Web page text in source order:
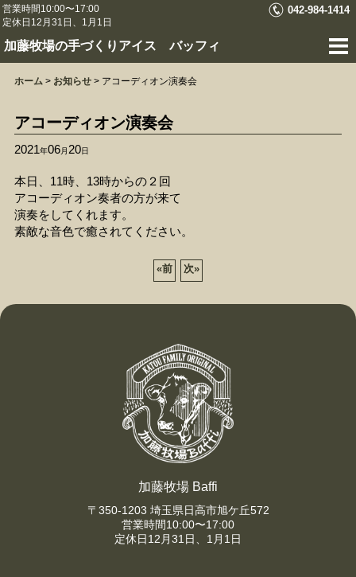
営業時間10:00〜17:00
定休日12月31日、1月1日
042-984-1414
加藤牧場の手づくりアイス バッフィ
ホーム > お知らせ > アコーディオン演奏会
アコーディオン演奏会
2021年06月 20日
本日、11時、13時からの２回
アコーディオン奏者の方が来て
演奏をしてくれます。
素敵な音色で癒されてください。
«前 次»
加藤牧場 Baffi
〒350-1203 埼玉県日高市旭ケ丘572
営業時間10:00〜17:00
定休日12月31日、1月1日